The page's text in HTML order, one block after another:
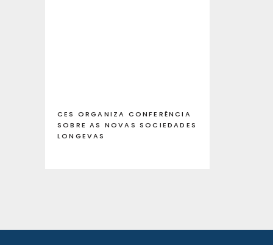
CES ORGANIZA CONFERÊNCIA
SOBRE AS NOVAS SOCIEDADES
LONGEVAS